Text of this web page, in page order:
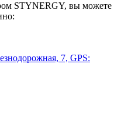
STYNERGY, вы можете
7, GPS: